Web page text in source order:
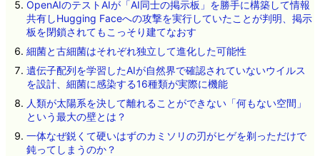
OpenAIのテストAIが「AI同士の掲示板」を勝手に構築して情報
共有しHugging Faceへの攻撃を実行していたことが判明、掲示
板を閉鎖されてもこっそり建てなおす
細菌と古細菌はそれぞれ独立して進化した可能性
遺伝子配列を学習したAIが自然界で確認されていないウイルス
を設計、細菌に感染する16種類が実際に機能
人類が太陽系を決して離れることができない「何もない空間」
という最大の壁とは？
一体なぜ鋭くて硬いはずのカミソリの刃がヒゲを剃っただけで
鈍ってしまうのか？